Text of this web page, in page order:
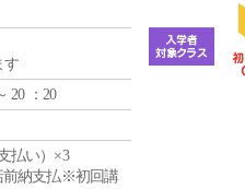
す
20 ：20
払い）×3
前納支払※初回講